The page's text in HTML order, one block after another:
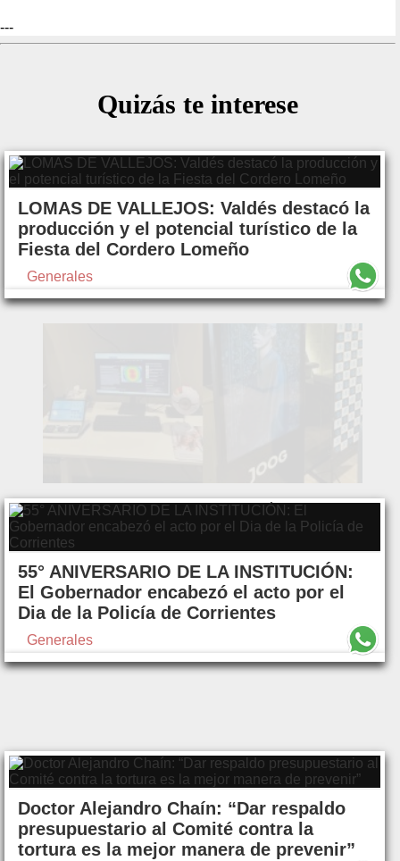
---
Quizás te interese
LOMAS DE VALLEJOS: Valdés destacó la
producción y el potencial turístico de la
Fiesta del Cordero Lomeño
Generales
55° ANIVERSARIO DE LA INSTITUCIÓN:
El Gobernador encabezó el acto por el
Dia de la Policía de Corrientes
Generales
Doctor Alejandro Chaín: “Dar respaldo
presupuestario al Comité contra la
tortura es la mejor manera de prevenir”